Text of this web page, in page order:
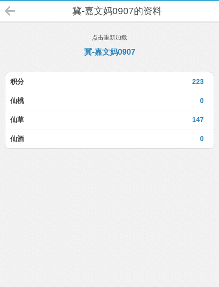
冀-嘉文妈0907的资料
点击重新加载
冀-嘉文妈0907
223
积分
0
仙桃
147
仙草
0
仙酒